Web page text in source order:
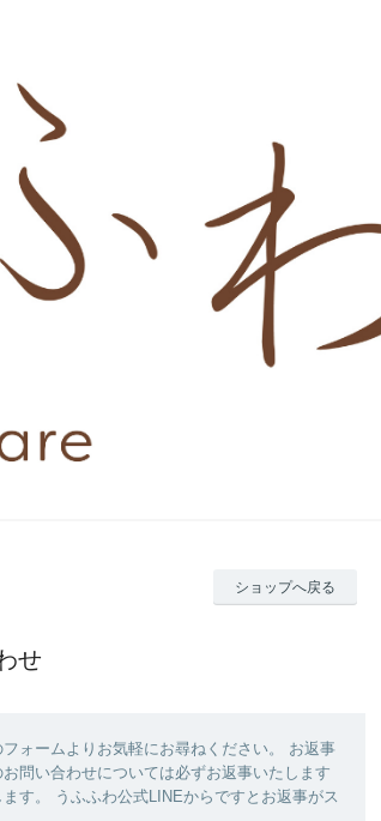
ショップへ戻る
せ
ォームよりお気軽にお尋ねください。 お返事
問い合わせについては必ずお返事いたします
す。 うふふわ公式LINEからですとお返事がス